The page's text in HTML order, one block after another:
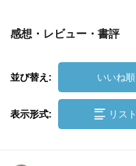
感想・レビュー・書評
並び替え: いいね順
表示形式: リスト